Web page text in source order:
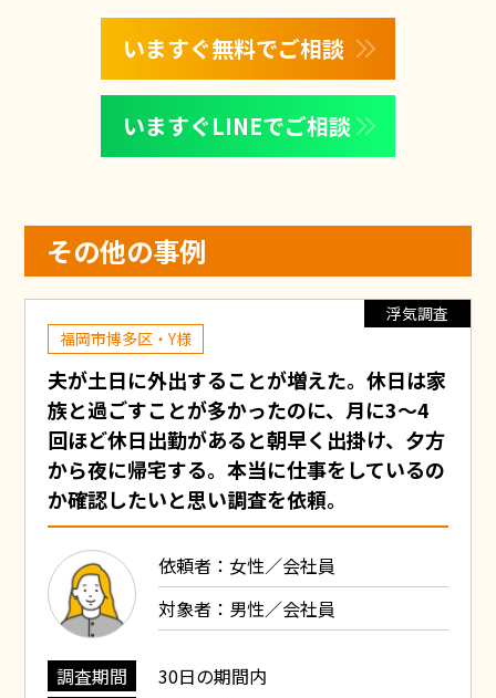
いますぐ無料でご相談
いますぐLINEでご相談
その他の事例
浮気調査
福岡市博多区・Y様
夫が土日に外出することが増えた。休日は家
族と過ごすことが多かったのに、月に3～4
回ほど休日出勤があると朝早く出掛け、夕方
から夜に帰宅する。本当に仕事をしているの
か確認したいと思い調査を依頼。
依頼者：女性／会社員
対象者：男性／会社員
調査期間
30日の期間内